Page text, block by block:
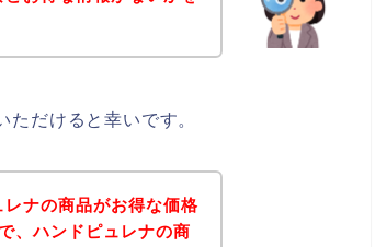
だけると幸いです。
ナの商品がお得な価格
、ハンドピュレナの商